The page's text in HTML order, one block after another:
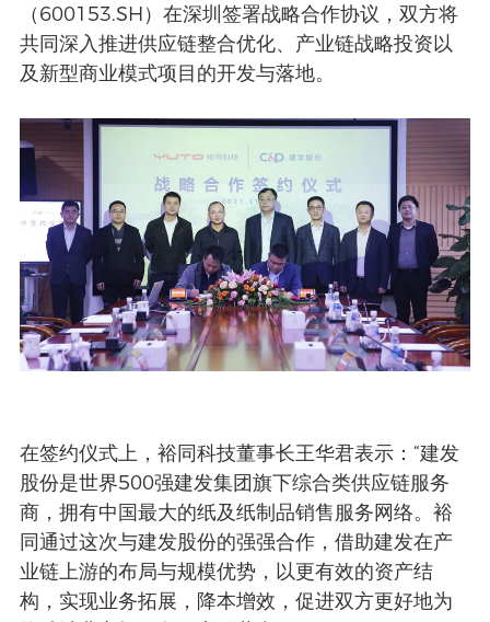
（600153.SH）在深圳签署战略合作协议，双方将
共同深入推进供应链整合优化、产业链战略投资以
及新型商业模式项目的开发与落地。
在签约仪式上，裕同科技董事长王华君表示：“建发
股份是世界500强建发集团旗下综合类供应链服务
商，拥有中国最大的纸及纸制品销售服务网络。裕
同通过这次与建发股份的强强合作，借助建发在产
业链上游的布局与规模优势，以更有效的资产结
构，实现业务拓展，降本增效，促进双方更好地为